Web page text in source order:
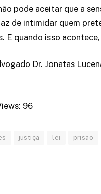
pode aceitar que a
de intimidar quem
E quando isso
Dr. Jonatas
96
justiça lei prisao